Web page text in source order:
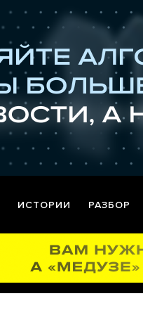
ИСТОРИИ РАЗБОР